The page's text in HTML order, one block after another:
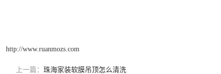
http://www.ruanmozs.com
上一篇： 珠海家装软膜吊顶怎么清洗